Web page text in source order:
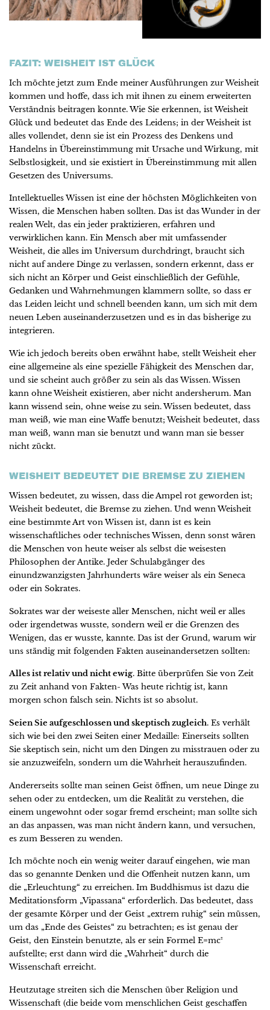
FAZIT: WEISHEIT IST GLÜCK
Ich möchte jetzt zum Ende meiner Ausführungen zur Weisheit
kommen und hoffe, dass ich mit ihnen zu einem erweiterten
Verständnis beitragen konnte. Wie Sie erkennen, ist Weisheit
Glück und bedeutet das Ende des Leidens; in der Weisheit ist
alles vollendet, denn sie ist ein Prozess des Denkens und
Handelns in Übereinstimmung mit Ursache und Wirkung, mit
Selbstlosigkeit, und sie existiert in Übereinstimmung mit allen
Gesetzen des Universums.
Intellektuelles Wissen ist eine der höchsten Möglichkeiten von
Wissen, die Menschen haben sollten. Das ist das Wunder in der
realen Welt, das ein jeder praktizieren, erfahren und
verwirklichen kann. Ein Mensch aber mit umfassender
Weisheit, die alles im Universum durchdringt, braucht sich
nicht auf andere Dinge zu verlassen, sondern erkennt, dass er
sich nicht an Körper und Geist einschließlich der Gefühle,
Gedanken und Wahrnehmungen klammern sollte, so dass er
das Leiden leicht und schnell beenden kann, um sich mit dem
neuen Leben auseinanderzusetzen und es in das bisherige zu
integrieren.
Wie ich jedoch bereits oben erwähnt habe, stellt Weisheit eher
eine allgemeine als eine spezielle Fähigkeit des Menschen dar,
und sie scheint auch größer zu sein als das Wissen. Wissen
kann ohne Weisheit existieren, aber nicht andersherum. Man
kann wissend sein, ohne weise zu sein. Wissen bedeutet, dass
man weiß, wie man eine Waffe benutzt; Weisheit bedeutet, dass
man weiß, wann man sie benutzt und wann man sie besser
nicht zückt.
WEISHEIT BEDEUTET DIE BREMSE ZU ZIEHEN
Wissen bedeutet, zu wissen, dass die Ampel rot geworden ist;
Weisheit bedeutet, die Bremse zu ziehen. Und wenn Weisheit
eine bestimmte Art von Wissen ist, dann ist es kein
wissenschaftliches oder technisches Wissen, denn sonst wären
die Menschen von heute weiser als selbst die weisesten
Philosophen der Antike. Jeder Schulabgänger des
einundzwanzigsten Jahrhunderts wäre weiser als ein Seneca
oder ein Sokrates.
Sokrates war der weiseste aller Menschen, nicht weil er alles
oder irgendetwas wusste, sondern weil er die Grenzen des
Wenigen, das er wusste, kannte. Das ist der Grund, warum wir
uns ständig mit folgenden Fakten auseinandersetzen sollten:
Alles ist relativ und nicht ewig. Bitte überprüfen Sie von Zeit
zu Zeit anhand von Fakten- Was heute richtig ist, kann
morgen schon falsch sein. Nichts ist so absolut.
Seien Sie aufgeschlossen und skeptisch zugleich. Es verhält
sich wie bei den zwei Seiten einer Medaille: Einerseits sollten
Sie skeptisch sein, nicht um den Dingen zu misstrauen oder zu
sie anzuzweifeln, sondern um die Wahrheit herauszufinden.
Andererseits sollte man seinen Geist öffnen, um neue Dinge zu
sehen oder zu entdecken, um die Realität zu verstehen, die
einem ungewohnt oder sogar fremd erscheint; man sollte sich
an das anpassen, was man nicht ändern kann, und versuchen,
es zum Besseren zu wenden.
Ich möchte noch ein wenig weiter darauf eingehen, wie man
das so genannte Denken und die Offenheit nutzen kann, um
die „Erleuchtung“ zu erreichen. Im Buddhismus ist dazu die
Meditationsform „Vipassana“ erforderlich. Das bedeutet, dass
der gesamte Körper und der Geist „extrem ruhig“ sein müssen,
um das „Ende des Geistes“ zu betrachten; es ist genau der
Geist, den Einstein benutzte, als er sein Formel E=mc²
aufstellte; erst dann wird die „Wahrheit“ durch die
Wissenschaft erreicht.
Heutzutage streiten sich die Menschen über Religion und
Wissenschaft (die beide vom menschlichen Geist geschaffen